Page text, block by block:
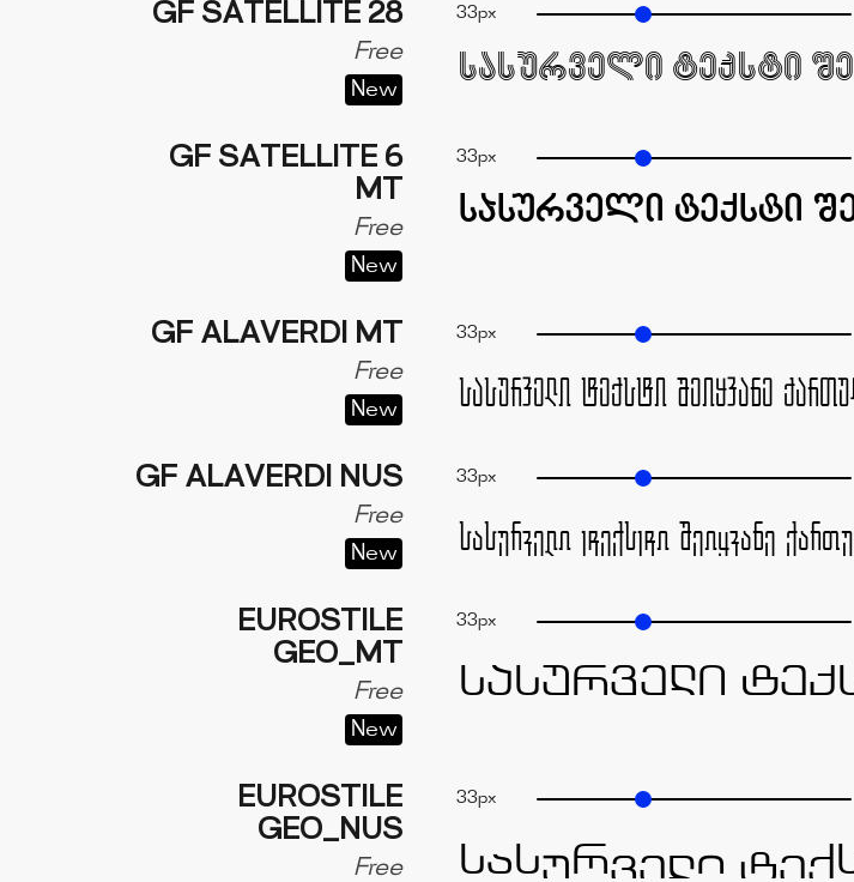
GF SATELLITE 28
Free
New
33px
GF SATELLITE 6
MT
Free
New
33px
GF ALAVERDI MT
Free
New
33px
GF ALAVERDI NUS
Free
New
33px
EUROSTILE
GEO_MT
Free
New
33px
EUROSTILE
GEO_NUS
Free
33px